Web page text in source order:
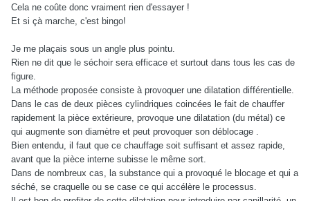
Cela ne coûte donc vraiment rien d'essayer !
Et si çà marche, c'est bingo!
Je me plaçais sous un angle plus pointu.
Rien ne dit que le séchoir sera efficace et surtout dans tous les cas de
figure.
La méthode proposée consiste à provoquer une dilatation différentielle.
Dans le cas de deux pièces cylindriques coincées le fait de chauffer
rapidement la pièce extérieure, provoque une dilatation (du métal) ce
qui augmente son diamètre et peut provoquer son déblocage .
Bien entendu, il faut que ce chauffage soit suffisant et assez rapide,
avant que la pièce interne subisse le même sort.
Dans de nombreux cas, la substance qui a provoqué le blocage et qui a
séché, se craquelle ou se case ce qui accélère le processus.